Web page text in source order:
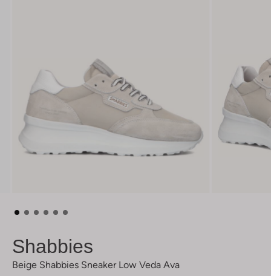
Shabbies
Beige Shabbies Sneaker Low Veda Ava